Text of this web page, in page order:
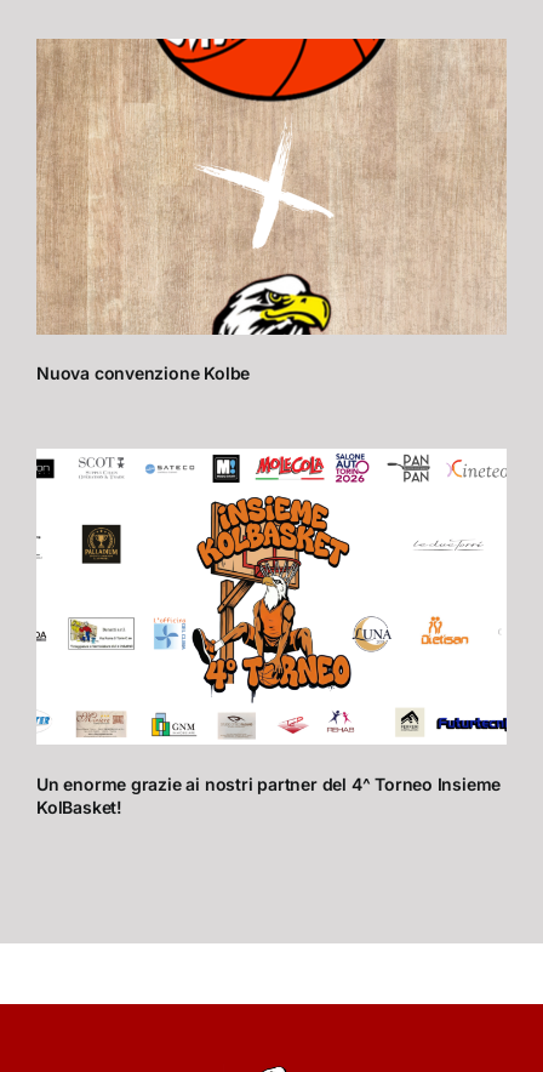
Nuova convenzione Kolbe
Un enorme grazie ai nostri partner del 4^ Torneo Insieme
KolBasket!